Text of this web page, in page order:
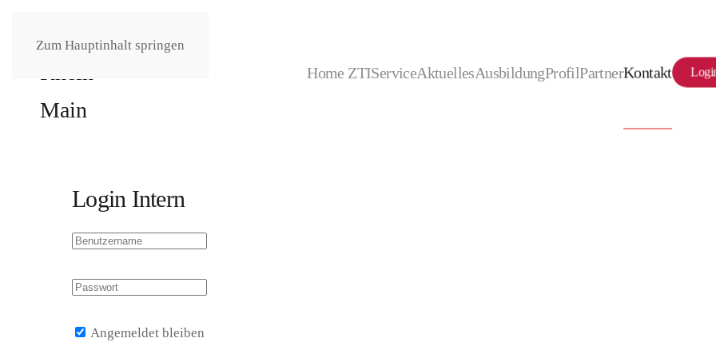
Zum Hauptinhalt springen
Home ZTIServiceAktuellesAusbildungProfilPartnerKontakt
Login Intern
Angemeldet bleiben